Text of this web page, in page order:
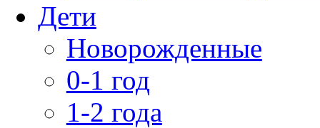
Дети
Новорожденные
0-1 год
1-2 года